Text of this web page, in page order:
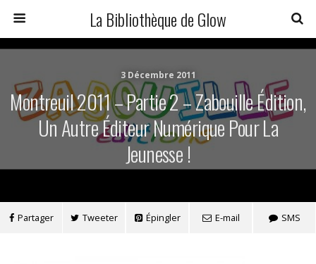
La Bibliothèque de Glow
3 Décembre 2011
Montreuil 2011 – Partie 2 – Zabouille Édition,
Un Autre Éditeur Numérique Pour La
Jeunesse !
Partager Tweeter Épingler E-mail SMS